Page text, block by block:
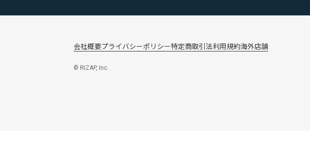
会社概要プライバシーポリシー特定商取引法利用規約海外店舗
© RIZAP, Inc.